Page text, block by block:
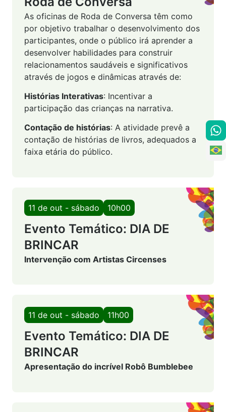
As oficinas de Roda de Conversa têm como
por objetivo trabalhar o desenvolvimento dos
participantes, onde o público irá aprender a
desenvolver habilidades para construir
relacionamentos saudáveis e significativos
através de jogos e dinâmicas através de:
Histórias Interativas: Incentivar a
participação das crianças na narrativa.
Contação de histórias: A atividade prevê a
contação de histórias de livros, adequados a
faixa etária do público.
11 de out - sábado 10h00
Evento Temático: DIA DE
BRINCAR
Intervenção com Artistas Circenses
11 de out - sábado 11h00
Evento Temático: DIA DE
BRINCAR
Apresentação do incrível Robô Bumblebee